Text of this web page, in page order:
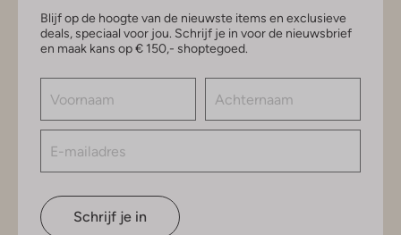
Blijf op de hoogte van de nieuwste items en exclusieve
deals, speciaal voor jou. Schrijf je in voor de nieuwsbrief
en maak kans op € 150,- shoptegoed.
Schrijf je in